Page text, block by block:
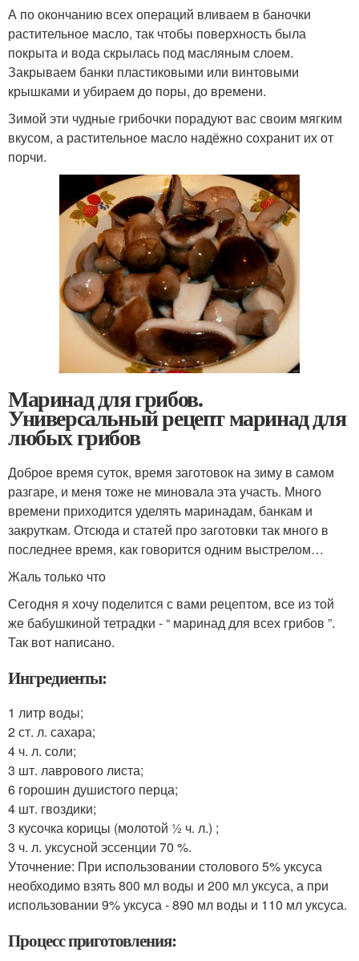
А по окончанию всех операций вливаем в баночки
растительное масло, так чтобы поверхность была
покрыта и вода скрылась под масляным слоем.
Закрываем банки пластиковыми или винтовыми
крышками и убираем до поры, до времени.
Зимой эти чудные грибочки порадуют вас своим мягким
вкусом, а растительное масло надёжно сохранит их от
порчи.
Маринад для грибов.
Универсальный рецепт маринад для
любых грибов
Доброе время суток, время заготовок на зиму в самом
разгаре, и меня тоже не миновала эта участь. Много
времени приходится уделять маринадам, банкам и
закруткам. Отсюда и статей про заготовки так много в
последнее время, как говорится одним выстрелом…
Жаль только что
Сегодня я хочу поделится с вами рецептом, все из той
же бабушкиной тетрадки - “ маринад для всех грибов ”.
Так вот написано.
Ингредиенты:
1 литр воды;
2 ст. л. сахара;
4 ч. л. соли;
3 шт. лаврового листа;
6 горошин душистого перца;
4 шт. гвоздики;
3 кусочка корицы (молотой ½ ч. л.) ;
3 ч. л. уксусной эссенции 70 %.
Уточнение: При использовании столового 5% уксуса
необходимо взять 800 мл воды и 200 мл уксуса, а при
использовании 9% уксуса - 890 мл воды и 110 мл уксуса.
Процесс приготовления: